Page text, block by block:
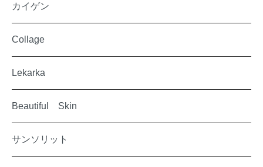
カイゲン
Collage
Lekarka
Beautiful Skin
サンソリット